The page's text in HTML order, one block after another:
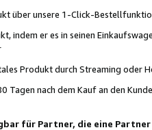
über unsere 1-Click-
indem er es in seinen
Produkt durch Streaming oder
nach dem Kauf an den
für Partner, die eine